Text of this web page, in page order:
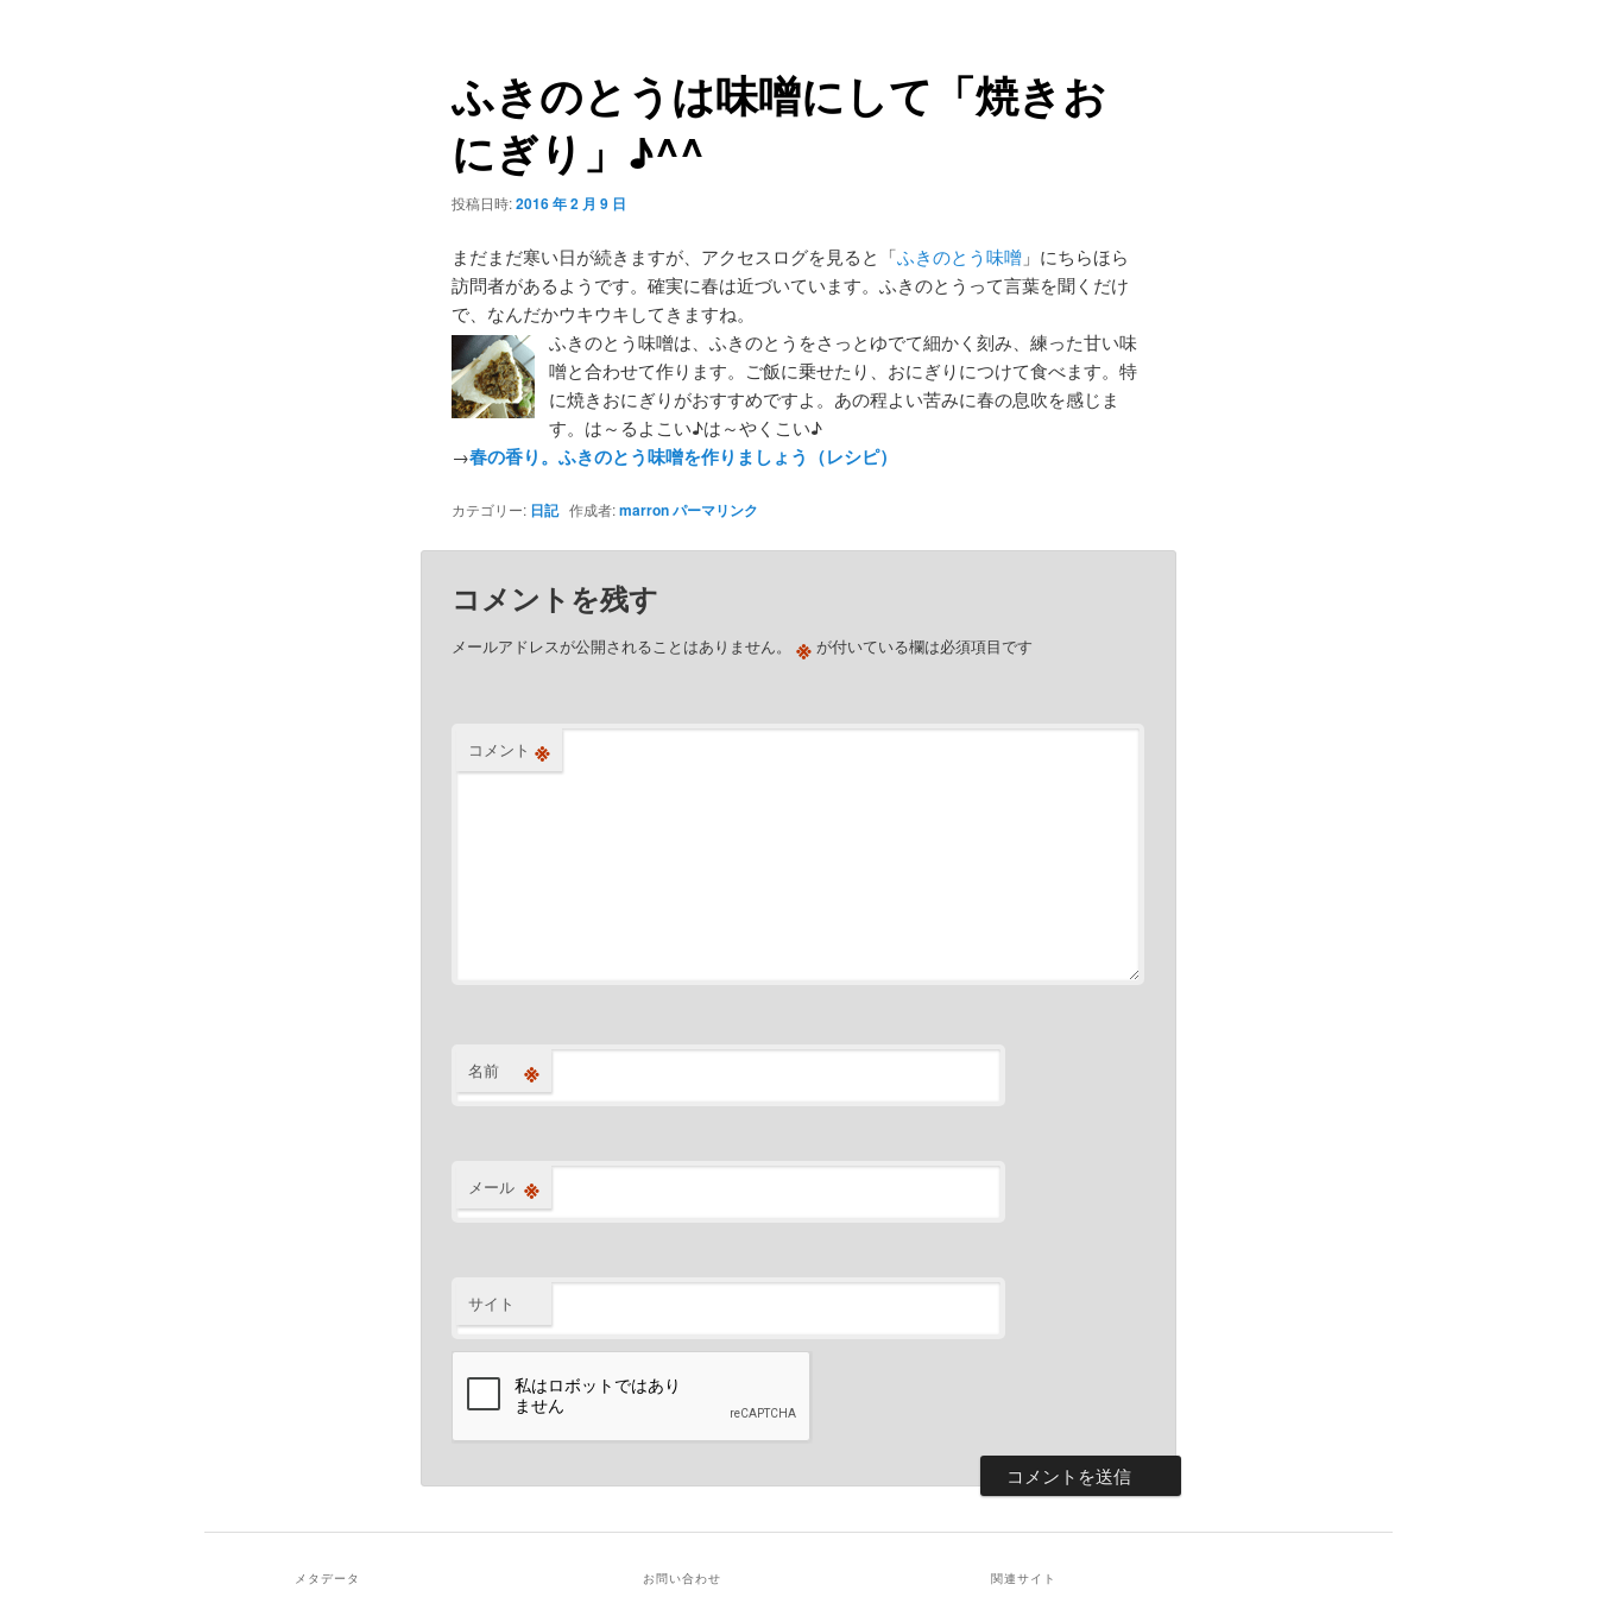
ふきのとうは味噌にして「焼きお
にぎり」♪^^
投稿日時:2016 年 2 月 9 日
まだまだ寒い日が続きますが、アクセスログを見ると「ふきのとう味噌」にちらほら
訪問者があるようです。確実に春は近づいています。ふきのとうって言葉を聞くだけ
で、なんだかウキウキしてきますね。
ふきのとう味噌は、ふきのとうをさっとゆでて細かく刻み、練った甘い味
噌と合わせて作ります。ご飯に乗せたり、おにぎりにつけて食べます。特
に焼きおにぎりがおすすめですよ。あの程よい苦みに春の息吹を感じま
す。は～るよこい♪は～やくこい♪
→春の香り。ふきのとう味噌を作りましょう（レシピ）
カテゴリー: 日記作成者:marronパーマリンク
コメントを残す
メールアドレスが公開されることはありません。 ※が付いている欄は必須項目です
コメント ※
名前 ※
メール ※
サイト
メタデータ お問い合わせ 関連サイト